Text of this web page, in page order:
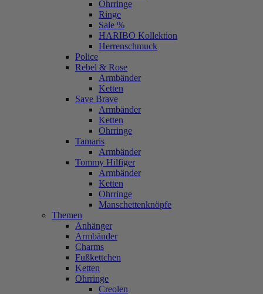
Ohrringe
Ringe
Sale %
HARIBO Kollektion
Herrenschmuck
Police
Rebel & Rose
Armbänder
Ketten
Save Brave
Armbänder
Ketten
Ohrringe
Tamaris
Armbänder
Tommy Hilfiger
Armbänder
Ketten
Ohrringe
Manschettenknöpfe
Themen
Anhänger
Armbänder
Charms
Fußkettchen
Ketten
Ohrringe
Creolen